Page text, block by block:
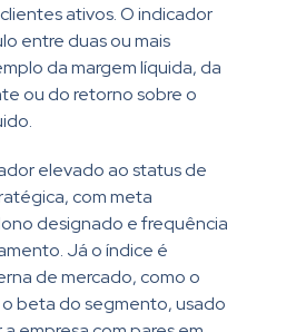
ativos. O indicador
entre duas ou mais
da margem líquida, da
ou do retorno sobre o
elevado ao status de
com meta
designado e frequência
Já o índice é
de mercado, como o
beta do segmento, usado